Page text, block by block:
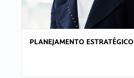
PLANEJAMENTO ESTRATÉGICO